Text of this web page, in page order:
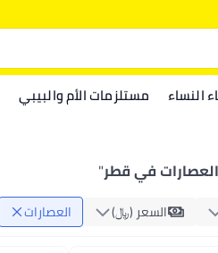
النساء مستلزمات الأم والبيبي
العصارات في قطر"
السعر (﷼‏) العصارات